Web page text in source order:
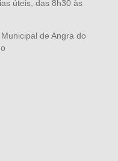
úteis, das 8h30 às
de Angra do